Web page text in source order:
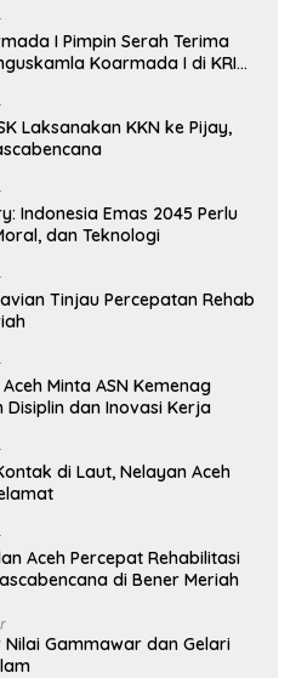
I Pimpin Serah Terima
Koarmada I di KRI
Laksanakan KKN ke Pijay,
Indonesia Emas 2045 Perlu
dan Teknologi
Tinjau Percepatan Rehab
Minta ASN Kemenag
dan Inovasi Kerja
di Laut, Nelayan Aceh
Aceh Percepat Rehabilitasi
di Bener Meriah
Nilai Gammawar dan Gelari